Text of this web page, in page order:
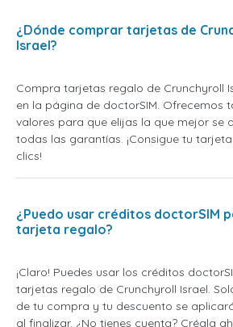
¿Dónde comprar tarjetas de
Israel?
Compra tarjetas regalo de Crunchyroll
en la página de doctorSIM. Ofrecemos
valores para que elijas la que mejor se
todas las garantías. ¡Consigue tu
clics!
¿Puedo usar créditos doctorSIM
tarjeta regalo?
¡Claro! Puedes usar los créditos
tarjetas regalo de Crunchyroll Israel.
de tu compra y tu descuento se
al finalizar. ¿No tienes cuenta? Créala